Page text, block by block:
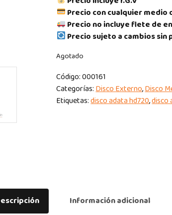
Precio con cualquier medio
Precio no incluye flete de
Precio sujeto a cambios sin
Agotado
Código:000161
Categorías:Disco Externo,Disco
Etiquetas:disco adata hd720,disco
Información adicional